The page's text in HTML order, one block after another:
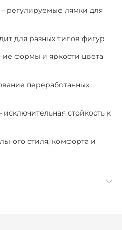
регулируемые лямки для
для разных типов фигур
формы и яркости цвета
переработанных
стойкость к
стиля, комфорта и